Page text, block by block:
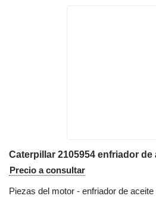
Precio a consultar
Piezas del motor - enfriador de aceite